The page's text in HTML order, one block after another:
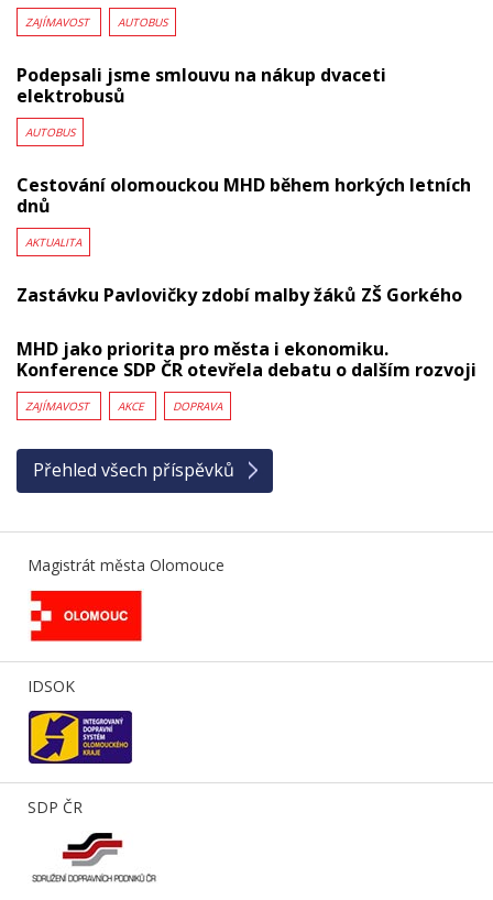
ZAJÍMAVOST AUTOBUS
Podepsali jsme smlouvu na nákup dvaceti
elektrobusů
AUTOBUS
Cestování olomouckou MHD během horkých letních
dnů
AKTUALITA
Zastávku Pavlovičky zdobí malby žáků ZŠ Gorkého
MHD jako priorita pro města i ekonomiku.
Konference SDP ČR otevřela debatu o dalším rozvoji
ZAJÍMAVOST AKCE DOPRAVA
Přehled všech příspěvků
Magistrát města Olomouce
IDSOK
SDP ČR